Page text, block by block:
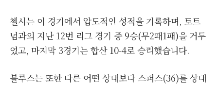
첼시는 이 경기에서 압도적인 성적을 기록하며, 토트
넘과의 지난 12번 리그 경기 중 9승(무2패1패)을 거두
었고, 마지막 3경기는 합산 10-4로 승리했습니다.
블루스는 또한 다른 어떤 상대보다 스퍼스(36)를 상대